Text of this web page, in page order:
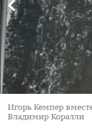
Игорь Кемпер
Владимир Коралли